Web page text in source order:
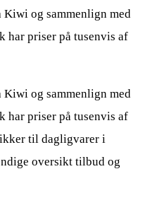
og sammenlign med
har priser på tusenvis af
og sammenlign med
har priser på tusenvis af
til dagligvarer i
oversikt tilbud og